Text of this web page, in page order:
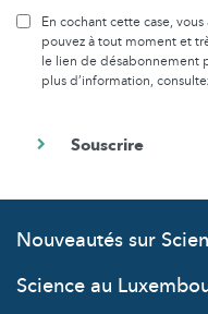
En cochant cette case,
pouvez à tout moment et
le lien de désabonnement
plus d’information,
Nouveautés sur
Science au